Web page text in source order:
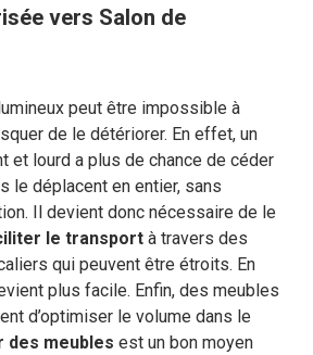
vers Salon de
peut être impossible à
de le détériorer. En effet, un
et lourd a plus de chance de céder
le déplacent en entier, sans
Il devient donc nécessaire de le
le transportà travers des
qui peuvent être étroits. En
plus facile. Enfin, des meubles
d’optimiser le volume dans le
des meubles est un bon moyen